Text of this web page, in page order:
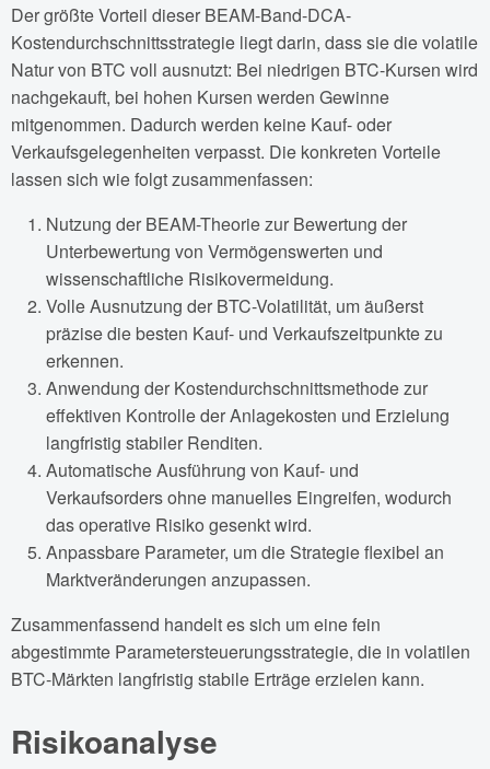
Der größte Vorteil dieser BEAM-Band-DCA-
Kostendurchschnittsstrategie liegt darin, dass sie die volatile
Natur von BTC voll ausnutzt: Bei niedrigen BTC-Kursen wird
nachgekauft, bei hohen Kursen werden Gewinne
mitgenommen. Dadurch werden keine Kauf- oder
Verkaufsgelegenheiten verpasst. Die konkreten Vorteile
lassen sich wie folgt zusammenfassen:
Nutzung der BEAM-Theorie zur Bewertung der
Unterbewertung von Vermögenswerten und
wissenschaftliche Risikovermeidung.
Volle Ausnutzung der BTC-Volatilität, um äußerst
präzise die besten Kauf- und Verkaufszeitpunkte zu
erkennen.
Anwendung der Kostendurchschnittsmethode zur
effektiven Kontrolle der Anlagekosten und Erzielung
langfristig stabiler Renditen.
Automatische Ausführung von Kauf- und
Verkaufsorders ohne manuelles Eingreifen, wodurch
das operative Risiko gesenkt wird.
Anpassbare Parameter, um die Strategie flexibel an
Marktveränderungen anzupassen.
Zusammenfassend handelt es sich um eine fein
abgestimmte Parametersteuerungsstrategie, die in volatilen
BTC-Märkten langfristig stabile Erträge erzielen kann.
Risikoanalyse